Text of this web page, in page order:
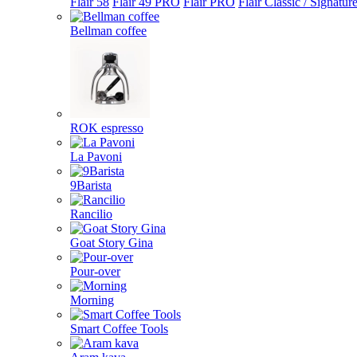
Bellman coffee
ROK espresso
La Pavoni
9Barista
Rancilio
Goat Story Gina
Pour-over
Morning
Smart Coffee Tools